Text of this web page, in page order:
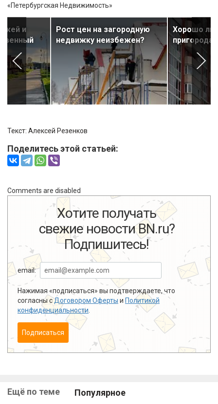
«Петербургская Недвижимость»
и
Рост цен на загородную
недвижку неизбежен?
Хорошо ли
Текст: Алексей Резенков
Поделитесь этой статьей:
Comments are disabled
Хотите получать
свежие новости BN.ru?
Подпишитесь!
email:
Нажимая «подписаться» вы подтверждаете, что
согласны сДоговором Оферты и Политикой
конфиденциальности
Подписаться
Ещё по теме Популярное